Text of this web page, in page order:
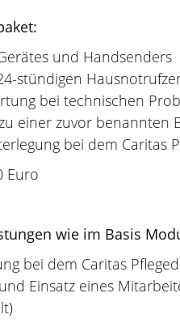
und Handsenders
stündigen
bei technischen
einer zuvor benannten
bei dem Caritas
Euro
wie im Basis
bei dem Caritas
Einsatz eines